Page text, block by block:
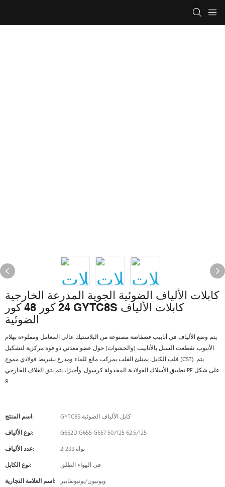
كابلات الألياف الضوئية الجوية المدرعة الخارجية
24 كور 48 كور GYTC8S كابلات الألياف
الضوئية
يتم وضع الألياف في أنابيب فضفاضة مصنوعة من البلاستيك عالي المعامل ومملوءة بهلام
الأنبوب. تقطعت السبل بالأنابيب (والحشوات) حول عضو معدني ذو قوة مركزية لتشكيل
قلب الكابل. يمتلئ القلب بمركب مانع للماء ومدرع بشريط فولاذي مموج (CST). يتم
تطبيق الأسلاك الفولاذية المجدولة كرسول. وأخيرًا، يتم بثق الغلاف الخارجي PE على شكل
8.
اسم المنتج:
GYTC8S كابل الألياف الضوئية
نوع الألياف:
G652D G655 G657 50/125 62.5/125
عدد الألياف:
2-288 نواة
نوع الكابل:
في الهواء الطلق
اسم العلامة التجارية: ويونيون/يونيونفايبر